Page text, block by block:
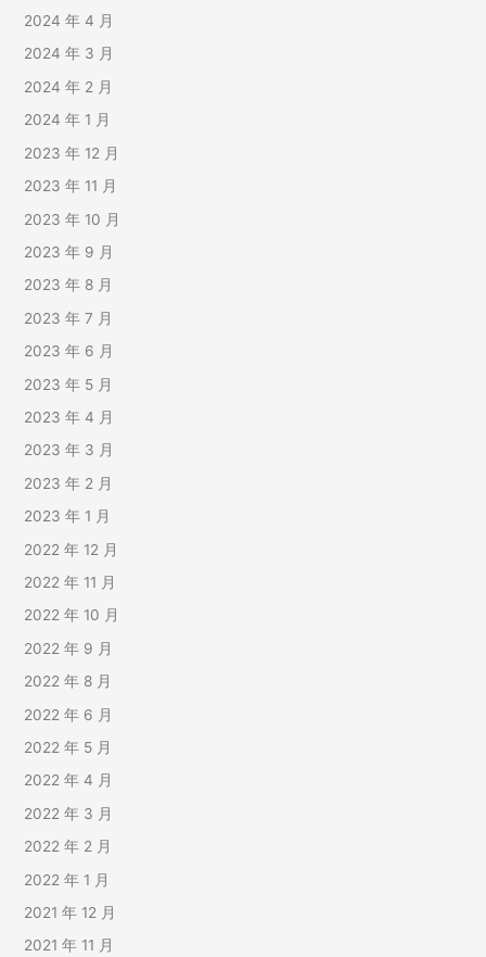
2024 年 4 月
2024 年 3 月
2024 年 2 月
2024 年 1 月
2023 年 12 月
2023 年 11 月
2023 年 10 月
2023 年 9 月
2023 年 8 月
2023 年 7 月
2023 年 6 月
2023 年 5 月
2023 年 4 月
2023 年 3 月
2023 年 2 月
2023 年 1 月
2022 年 12 月
2022 年 11 月
2022 年 10 月
2022 年 9 月
2022 年 8 月
2022 年 6 月
2022 年 5 月
2022 年 4 月
2022 年 3 月
2022 年 2 月
2022 年 1 月
2021 年 12 月
2021 年 11 月